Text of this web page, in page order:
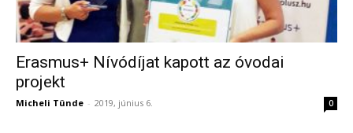
Erasmus+ Nívódíjat kapott az óvodai
projekt
Micheli Tünde - 2019, június 6. 0